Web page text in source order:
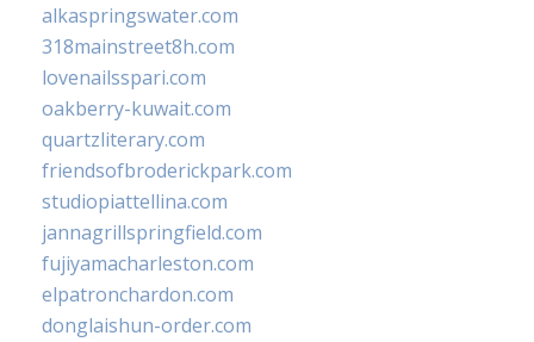
alkaspringswater.com
318mainstreet8h.com
lovenailsspari.com
oakberry-kuwait.com
quartzliterary.com
friendsofbroderickpark.com
studiopiattellina.com
jannagrillspringfield.com
fujiyamacharleston.com
elpatronchardon.com
donglaishun-order.com